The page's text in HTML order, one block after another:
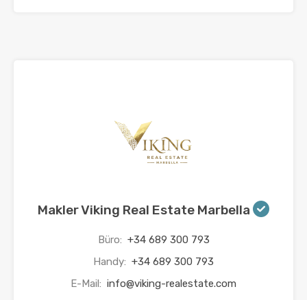
Makler Viking Real Estate Marbella
Büro: +34 689 300 793
Handy: +34 689 300 793
E-Mail: info@viking-realestate.com